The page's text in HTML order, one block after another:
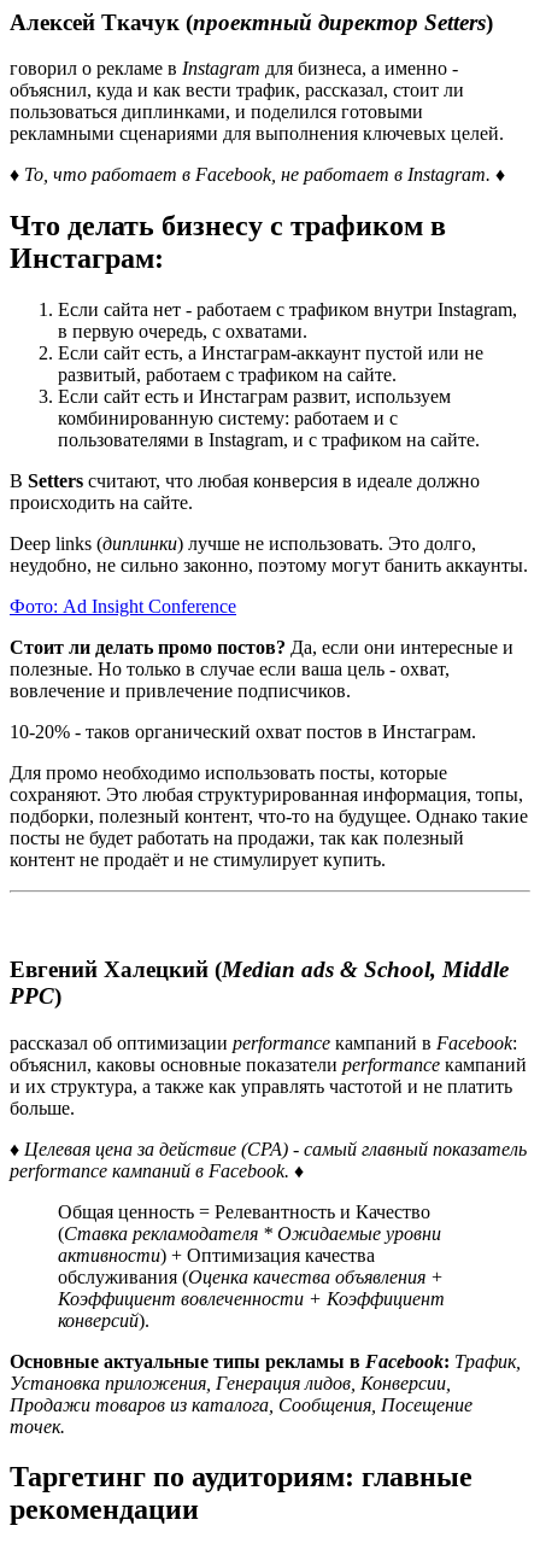
Алексей Ткачук (проектный директор Setters)
говорил о рекламе в Instagram для бизнеса, а именно -
объяснил, куда и как вести трафик, рассказал, стоит ли
пользоваться диплинками, и поделился готовыми
рекламными сценариями для выполнения ключевых целей.
♦ То, что работает в Facebook, не работает в Instagram. ♦
Что делать бизнесу с трафиком в
Инстаграм:
Если сайта нет - работаем с трафиком внутри Instagram,
в первую очередь, с охватами.
Если сайт есть, а Инстаграм-аккаунт пустой или не
развитый, работаем с трафиком на сайте.
Если сайт есть и Инстаграм развит, используем
комбинированную систему: работаем и с
пользователями в Instagram, и с трафиком на сайте.
В Setters считают, что любая конверсия в идеале должно
происходить на сайте.
Deep links (диплинки) лучше не использовать. Это долго,
неудобно, не сильно законно, поэтому могут банить аккаунты.
Фото: Ad Insight Conference
Стоит ли делать промо постов? Да, если они интересные и
полезные. Но только в случае если ваша цель - охват,
вовлечение и привлечение подписчиков.
10-20% - таков органический охват постов в Инстаграм.
Для промо необходимо использовать посты, которые
сохраняют. Это любая структурированная информация, топы,
подборки, полезный контент, что-то на будущее. Однако такие
посты не будет работать на продажи, так как полезный
контент не продаёт и не стимулирует купить.
Евгений Халецкий (Median ads & School, Middle
PPC)
рассказал об оптимизации performance кампаний в Facebook:
объяснил, каковы основные показатели performance кампаний
и их структура, а также как управлять частотой и не платить
больше.
♦ Целевая цена за действие (CPA) - самый главный показатель
performance кампаний в Facebook. ♦
Общая ценность = Релевантность и Качество
(Ставка рекламодателя * Ожидаемые уровни
активности) + Оптимизация качества
обслуживания (Оценка качества объявления +
Коэффициент вовлеченности + Коэффициент
конверсий).
Основные актуальные типы рекламы в Facebook: Трафик,
Установка приложения, Генерация лидов, Конверсии,
Продажи товаров из каталога, Сообщения, Посещение
точек.
Таргетинг по аудиториям: главные
рекомендации